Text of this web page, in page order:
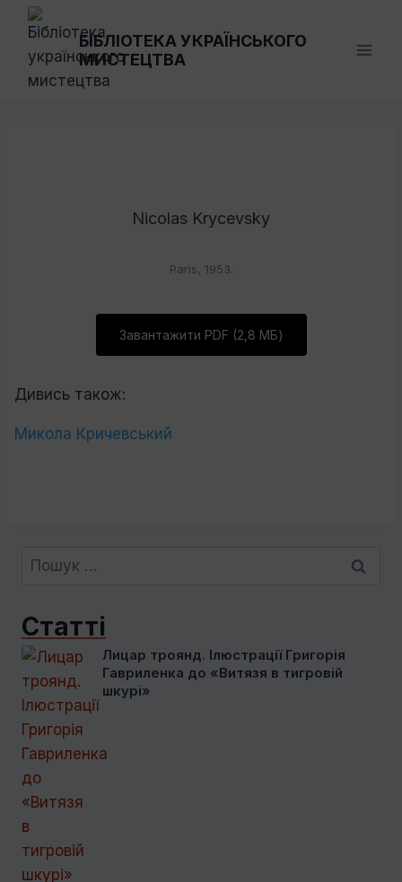
Перейти
вмісту
БІБЛІОТЕКА УКРАЇНСЬКОГО
МИСТЕЦТВА
Nicolas Krycevsky
Paris, 1953.
Завантажити PDF (2,8 МБ)
Дивись також:
Микола Кричевський
Пошук:
Статті
Лицар троянд. Ілюстрації Григорія
Гавриленка до «Витязя в тигровій
шкурі»